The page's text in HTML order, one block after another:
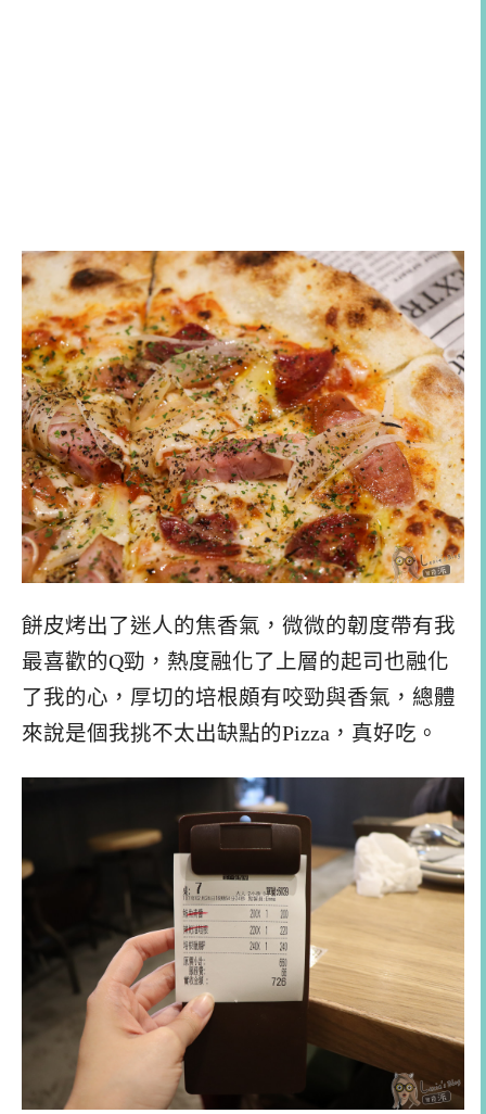
餅皮烤出了迷人的焦香氣，微微的韌度帶有我
最喜歡的Q勁，熱度融化了上層的起司也融化
了我的心，厚切的培根頗有咬勁與香氣，總體
來說是個我挑不太出缺點的Pizza，真好吃。